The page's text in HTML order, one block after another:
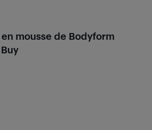
mousse de Bodyform